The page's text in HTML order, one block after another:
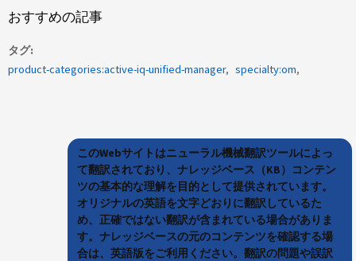
おすすめの記事
タグ
product-categories:active-iq-unified-manager
specialty:om
このWebサイトはニューラル機械翻訳ツールによっ
て翻訳されており、ナレッジベース（KB）コンテン
ツの基本的な理解を目的として提供されています。
オリジナルの英語を文字どおりに翻訳しているた
め、正確ではない翻訳が含まれている場合がありま
す。ナレッジベースの元のコンテンツを確認する場
合は、英語版をご利用ください。翻訳の問題や誤訳